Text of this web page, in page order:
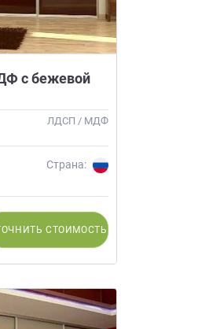
с бежевой
ЛДСП / МДФ
Страна:
СТОИМОСТЬ